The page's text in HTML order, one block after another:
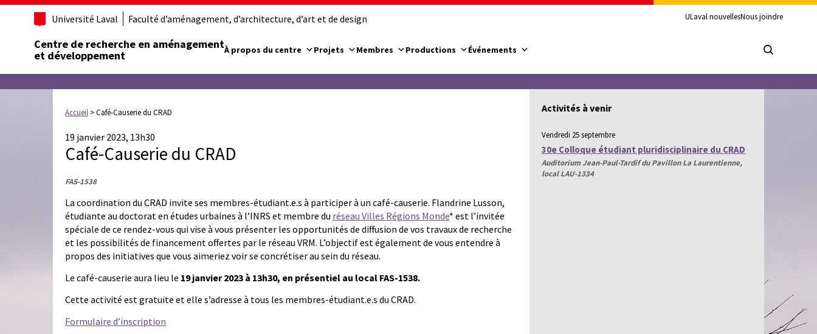
Université Laval Faculté d’aménagement, d’architecture, d’art et de design ULaval nouvellesNous joindre
Centre de recherche en aménagement
et développement
À propos du centre Projets Membres Productions Événements
Accueil >Café-Causerie du CRAD
19 janvier 2023, 13h30
Café-Causerie du CRAD
FAS-1538
La coordination du CRAD invite ses membres-étudiant.e.s à participer à un café-causerie. Flandrine Lusson,
étudiante au doctorat en études urbaines à l’INRS et membre du réseau Villes Régions Monde* est l’invitée
spéciale de ce rendez-vous qui vise à vous présenter les opportunités de diffusion de vos travaux de recherche
et les possibilités de financement offertes par le réseau VRM. L’objectif est également de vous entendre à
propos des initiatives que vous aimeriez voir se concrétiser au sein du réseau.
Le café-causerie aura lieu le 19 janvier 2023 à 13h30, en présentiel au local FAS-1538.
Cette activité est gratuite et elle s’adresse à tous les membres-étudiant.e.s du CRAD.
Formulaire d’inscription
Activités à venir
Vendredi 25 septembre
30e Colloque étudiant pluridisciplinaire du CRAD
Auditorium Jean-Paul-Tardif du Pavillon La Laurentienne,
local LAU-1334